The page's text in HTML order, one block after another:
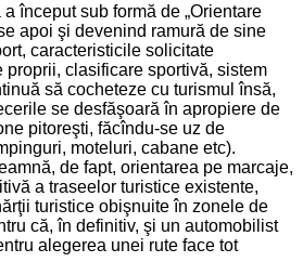
început sub formă de „Orientare
apoi şi devenind ramură de sine
caracteristicile solicitate
proprii, clasificare sportivă, sistem
să cocheteze cu turismul însă,
se desfăşoară în apropiere de
pitoreşti, făcîndu-se uz de
moteluri, cabane etc).
de fapt, orientarea pe marcaje,
a traseelor turistice existente,
turistice obişnuite în zonele de
că, în definitiv, şi un automobilist
alegerea unei rute face tot